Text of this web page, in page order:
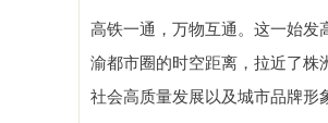
高铁一通，万物互通。这一始
渝都市圈的时空距离，拉近了
社会高质量发展以及城市品牌形